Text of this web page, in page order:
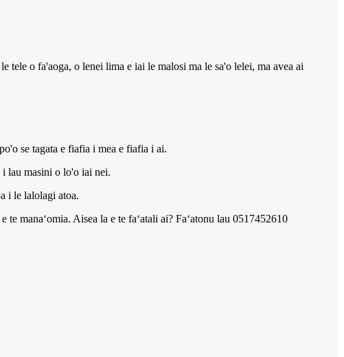
o fa'aoga, o lenei lima e iai le malosi ma le sa'o lelei, ma avea ai
se tagata e fiafia i mea e fiafia i ai.
lau masini o lo'o iai nei.
i le lalolagi atoa.
manaʻomia. Aisea la e te faʻatali ai? Faʻatonu lau 0517452610